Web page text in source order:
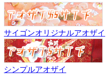
サイゴンオリジナルアオザイ
シンプルアオザイ